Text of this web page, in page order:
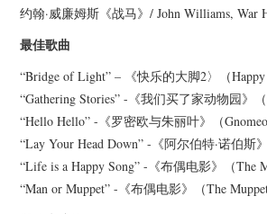
约翰·威廉姆斯《战马》/ John Williams, War
最佳歌曲
“Bridge of Light” – 《快乐的大脚2〉（Happy
“Gathering Stories” -《我们买了家动物园》（
“Hello Hello” -《罗密欧与朱丽叶》（Gnomeo
“Lay Your Head Down” -《阿尔伯特·诺伯斯
“Life is a Happy Song” -《布偶电影》（The
“Man or Muppet” -《布偶电影》（The